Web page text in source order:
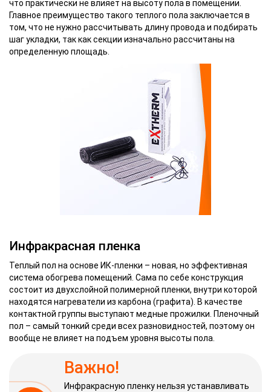
что практически не влияет на высоту пола в помещении.
Главное преимущество такого теплого пола заключается в
том, что не нужно рассчитывать длину провода и подбирать
шаг укладки, так как секции изначально рассчитаны на
определенную площадь.
Инфракрасная пленка
Теплый пол на основе ИК-пленки – новая, но эффективная
система обогрева помещений. Сама по себе конструкция
состоит из двухслойной полимерной пленки, внутри которой
находятся нагреватели из карбона (графита). В качестве
контактной группы выступают медные прожилки. Пленочный
пол – самый тонкий среди всех разновидностей, поэтому он
вообще не влияет на подъем уровня высоты пола.
Важно!
Инфракрасную пленку нельзя устанавливать